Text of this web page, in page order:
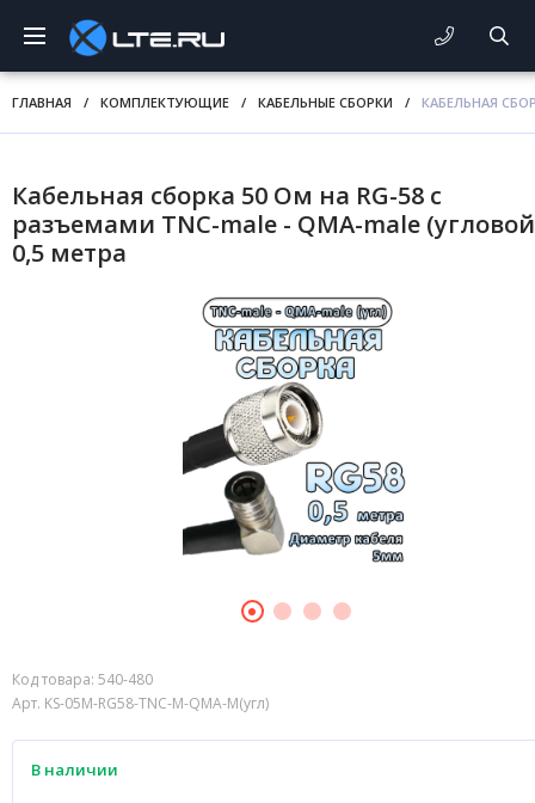
ГЛАВНАЯ / КОМПЛЕКТУЮЩИЕ / КАБЕЛЬНЫЕ СБОРКИ / КАБЕЛЬНАЯ
Кабельная сборка 50 Ом на RG-58 с
разъемами TNC-male - QMA-male
0,5 метра
Код товара: 540-480
Арт. KS-05M-RG58-TNC-M-QMA-M(угл)
В наличии